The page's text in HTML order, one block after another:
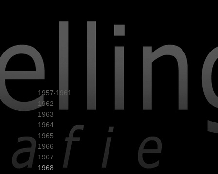
1957-1961
1962
1963
1964
1965
1966
1967
1968